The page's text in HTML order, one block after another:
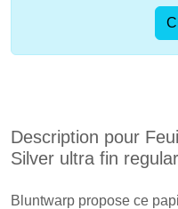
Description pour
Silver ultra fin
Bluntwarp propose ce